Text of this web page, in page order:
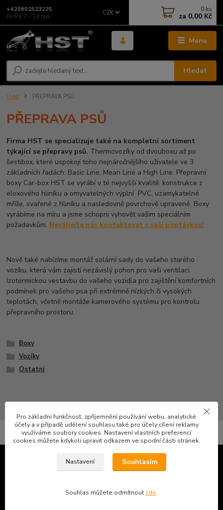
Menu
CZK
Hledat
+420602523225
Po-Pá 7 - 14 hod.
0 ks
za 0,00 Kč
Úvod PŘEPRAVA PSŮ
PŘEPRAVA PSŮ
Firma HST se specializuje také na kompletní sortiment
týkající se přepravy psů. Thermovozíky od dvouboxu až po
šestibox, které uspokojí toho nejnáročnějšího uživatele ve 3
základních řadách: Basic Line, Mean Line a High Line. Přepravní
boxy Car-box HST se vyrábí v té nejvyšší kvalitě: konstrukce z
eloxového hliníku a omyvatelných výplní PVC, uzamykatelné
mříže, svařené z hliníku a nasledovně povrchově upravené. Boxy
vyrábíme na míru a jsme schopni vyhovět vašim speciálním
požadavkům. Neváhejte nás kontaktovat s vaší poptávkou!
Nově také nabízíme montáž solární sady do vašeho starého
vozíku, která vám zajistí nezávislý pohon pro vaši ventilaci.
Izotermickou vestavbu do vašeho vozidla pro zajištění komfortních
podmínek pro vašeho psa při extrémně nízkých či vysokých
teplotách, včetně montáže kamerového systému pro kontrolu
přepravního prostoru.
Boxy
Vozíky
Ostatní
Informace pro zákazníky
Pro základní funkčnost, zpříjemnění používání webu, analytické
účely a v případě udělení souhlasu také pro účely cílení reklamy
využíváme soubory cookies. Nastavení vlastních preferencí
cookies můžete kdykoli upravit odkazem ve spodní části stránek.
Nastavení Souhlasím
Souhlas můžete odmítnout zde.